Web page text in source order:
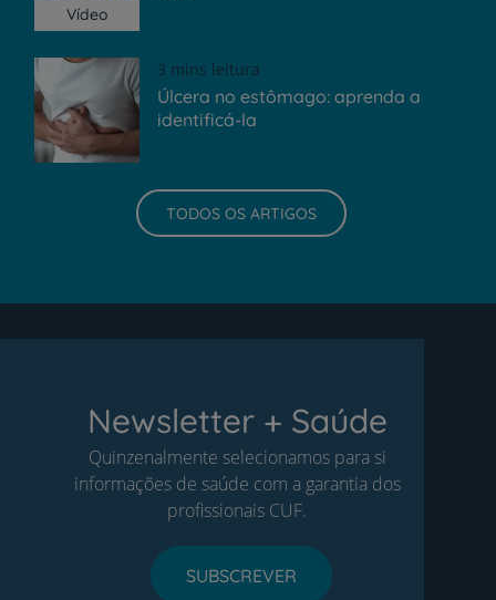
Vídeo
3 mins leitura
Úlcera no estômago: aprenda a
identificá-la
TODOS OS ARTIGOS
Newsletter + Saúde
Quinzenalmente selecionamos para si
informações de saúde com a garantia dos
profissionais CUF.
SUBSCREVER